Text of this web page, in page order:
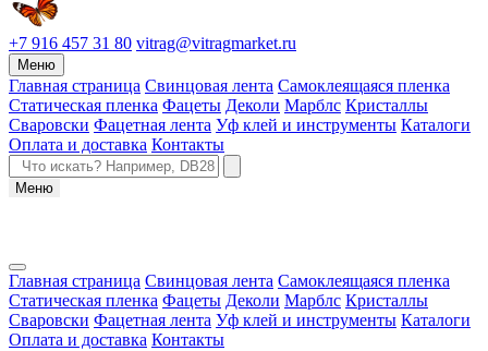
+7 916 457 31 80 vitrag@vitragmarket.ru
Меню
Главная страница Свинцовая лента Самоклеящаяся пленка
Статическая пленка Фацеты Деколи Марблс Кристаллы
Сваровски Фацетная лента Уф клей и инструменты Каталоги
Оплата и доставка Контакты
Меню
Главная страница Свинцовая лента Самоклеящаяся пленка
Статическая пленка Фацеты Деколи Марблс Кристаллы
Сваровски Фацетная лента Уф клей и инструменты Каталоги
Оплата и доставка Контакты